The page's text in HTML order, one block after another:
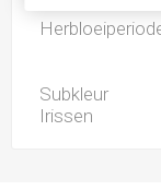
Subkleur
Irissen